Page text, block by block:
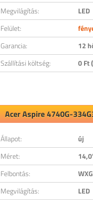
Megvilágítás:
LED
Felület:
Garancia:
12
Szállítási költség:
0 Ft
Acer Aspire 4740G-
Állapot:
új
Méret:
Felbontás:
Megvilágítás:
LED